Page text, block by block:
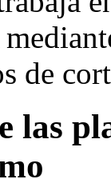
de
las